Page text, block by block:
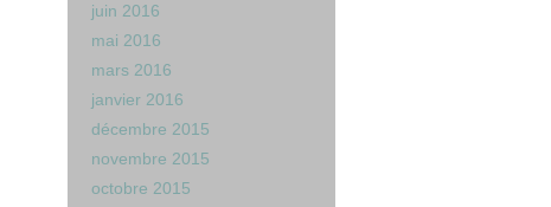
juin 2016
mai 2016
mars 2016
janvier 2016
décembre 2015
novembre 2015
octobre 2015